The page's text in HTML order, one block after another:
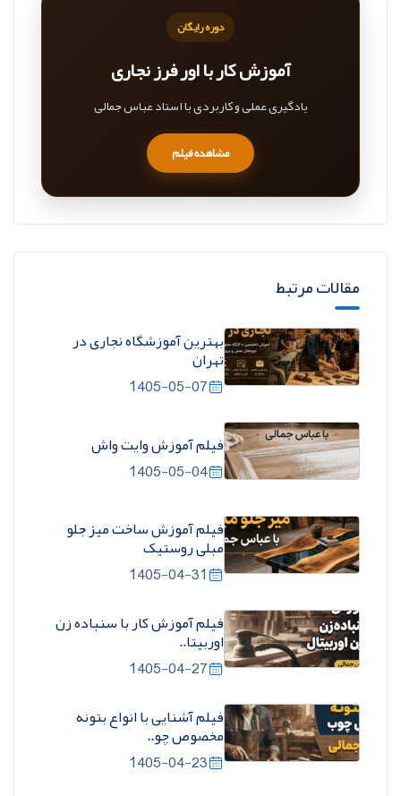
دوره رایگان
آموزش کار با اور فرز نجاری
یادگیری عملی و کاربردی با استاد عباس جمالی
مشاهده فیلم
مقالات مرتبط
بهترین آموزشگاه نجاری در
تهران
1405-05-07
فیلم آموزش وایت واش
1405-05-04
فیلم آموزش ساخت میز جلو
مبلی روستیک
1405-04-31
فیلم آموزش کار با سنباده زن
اوربیتا..
1405-04-27
فیلم آشنایی با انواع بتونه
مخصوص چو..
1405-04-23